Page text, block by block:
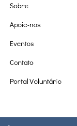
Sobre
Apoie-nos
Eventos
Contato
Portal Voluntário